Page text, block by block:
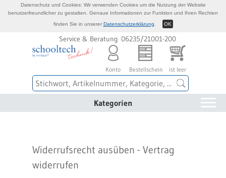
Service & Beratung 06235/21001-200
Konto Bestellschein ist leer
Kategorien
Widerrufsrecht ausüben - Vertrag
widerrufen
Datenschutz und Cookies: Wir verwenden Cookies um die Nutzung der Website
benutzerfreundlicher zu gestalten. Genaue Informationen zur Funktion und Ihren Rechten
finden Sie in unserer Datenschutzerklärung OK